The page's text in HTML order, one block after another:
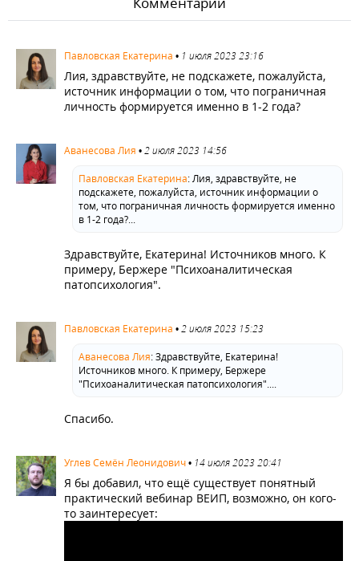
887 Павловская Екатерина • 1 июля 2023 23:16
Лия, здравствуйте, не подскажете, пожалуйста,
источник информации о том, что пограничная
личность формируется именно в 1-2 года?
889 Аванесова Лия •2 июля 2023 14:56
Павловская Екатерина:Лия, здравствуйте, не
подскажете, пожалуйста, источник информации о
том, что пограничная личность формируется именно
в 1-2 года?...
Здравствуйте, Екатерина! Источников много. К
примеру, Бержере "Психоаналитическая
патопсихология".
890 Павловская Екатерина •2 июля 2023 15:23
Аванесова Лия:Здравствуйте, Екатерина!
Источников много. К примеру, Бержере
"Психоаналитическая патопсихология"....
Спасибо.
892 Углев Семён Леонидович• 14 июля 2023 20:41
Я бы добавил, что ещё существует понятный
практический вебинар ВЕИП, возможно, он кого-
то заинтересует: